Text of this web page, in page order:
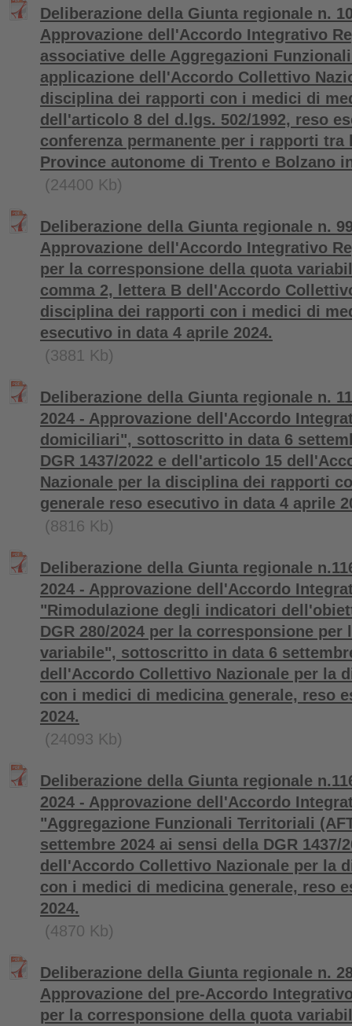
Deliberazione della Giunta regionale n.
Approvazione dell'Accordo Integrativo
associative delle Aggregazioni
applicazione dell'Accordo Collettivo
disciplina dei rapporti con i medici di
dell'articolo 8 del d.lgs. 502/1992, reso
conferenza permanente per i rapporti tra
Province autonome di Trento e Bolzano
(24400 Kb)
Deliberazione della Giunta regionale n.
Approvazione dell'Accordo Integrativo
per la corresponsione della quota
comma 2, lettera B dell'Accordo
disciplina dei rapporti con i medici di
esecutivo in data 4 aprile 2024.
(3881 Kb)
Deliberazione della Giunta regionale n.
2024 - Approvazione dell'Accordo
domiciliari", sottoscritto in data 6
DGR 1437/2022 e dell'articolo 15
Nazionale per la disciplina dei rapporti
generale reso esecutivo in data 4 aprile
(8816 Kb)
Deliberazione della Giunta regionale
2024 - Approvazione dell'Accordo
"Rimodulazione degli indicatori
DGR 280/2024 per la corresponsione per
variabile", sottoscritto in data 6
dell'Accordo Collettivo Nazionale per la
con i medici di medicina generale, reso
2024.
(24093 Kb)
Deliberazione della Giunta regionale
2024 - Approvazione dell'Accordo
"Aggregazione Funzionali Territoriali
settembre 2024 ai sensi della DGR 1437/
dell'Accordo Collettivo Nazionale per la
con i medici di medicina generale, reso
2024.
(4870 Kb)
Deliberazione della Giunta regionale n.
Approvazione del pre-Accordo
per la corresponsione della quota